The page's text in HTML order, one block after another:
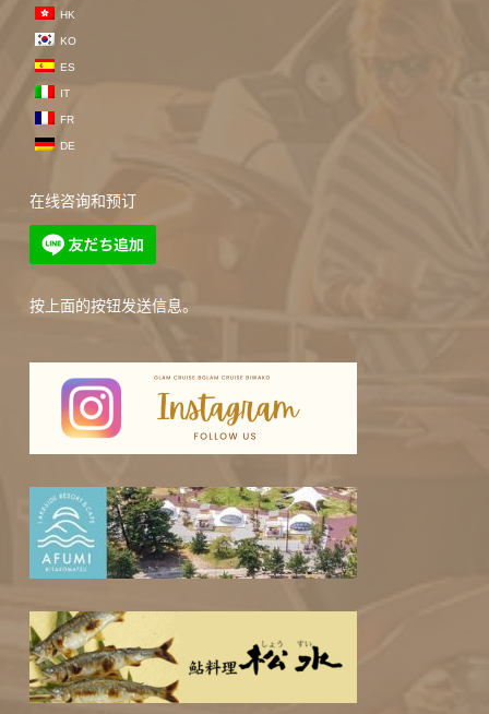
HK
KO
ES
IT
FR
DE
在线咨询和预订
按上面的按钮发送信息。